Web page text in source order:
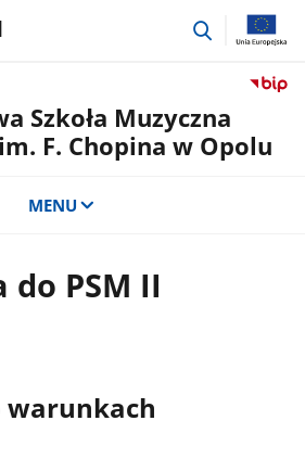
przejdź
Szkoła Muzyczna
F. Chopina w Opolu
MENU
PSM II
warunkach